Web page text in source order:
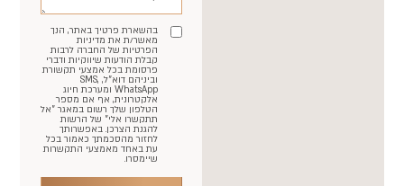
בהשארת פרטיך באתר, הנך
מאשר/ת את מדיניות
הפרטיות של החברה לרבות
קבלת הודעות שיווקיות ודברי
פרסומת בכל אמצעי תקשורת
וביניהם דוא"ל, SMS,
WhatsApp ומערכת חיוג
אלקטרונית, אף אם מספר
הטלפון שלך רשום במאגר "אל
תתקשרו אלי" של הרשות
להגנת הצרכן. באפשרותך
לחזור מהסכמתך כאמור בכל
עת באחד מאמצעי התקשרות